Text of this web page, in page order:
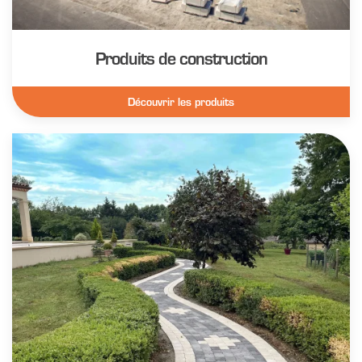
Produits de construction
Découvrir les produits